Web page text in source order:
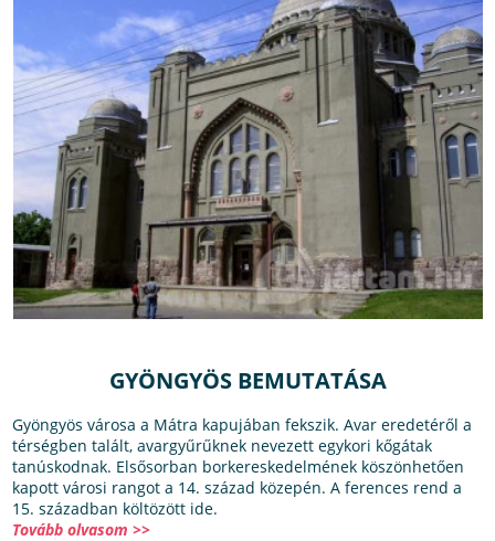
GYÖNGYÖS BEMUTATÁSA
Gyöngyös városa a Mátra kapujában fekszik. Avar eredetéről a
térségben talált, avargyűrűknek nevezett egykori kőgátak
tanúskodnak. Elsősorban borkereskedelmének köszönhetően
kapott városi rangot a 14. század közepén. A ferences rend a
15. században költözött ide.
Tovább olvasom >>